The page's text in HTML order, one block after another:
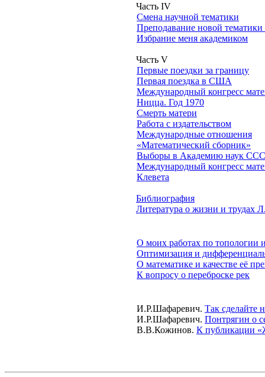
Часть IV
Смена научной тематики
Преподавание новой тематики
Избрание меня академиком
Часть V
Первые поездки за границу
Первая поездка в США
Международный конгресс
Ницца. Год 1970
Смерть матери
Работа с издательством
Международные отношения
«Математический сборник»
Выборы в Академию наук
Международный конгресс
Клевета
Библиография
Литература о жизни и трудах
О моих работах по топологии
Оптимизация и
О математике и качестве её
К вопросу о переброске рек
И.Р.Шафаревич. Так сделайте
И.Р.Шафаревич. Понтрягин о
В.В.Кожинов. К публикации